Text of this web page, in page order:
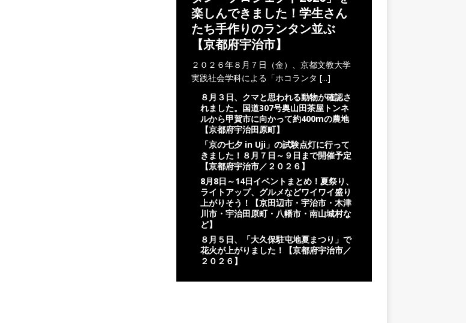
楽しんできました！学生さん
たち手作りのランタン並ぶ
【京都府宇治市】
２０２６年８月７日（金）、京都文教大学
実践社会学科による「ホコランタ [...]
８月３日、クマと思われる動物が確認さ
れました。国道307号奥山田茶屋トンネ
ルから甲賀市に向かって約400mの農地
【京都府宇治田原町】
「京の七夕 in Uji」の試験点灯に行って
きました！８月７日～９日まで開催予定
【京都府宇治市／２０２６】
8月8日～14日イベントまとめ！夏祭り、
ライトアップ、グルメなどワイワイ盛り
上がりそう！【京田辺市・宇治市・木津
川市・宇治田原町・八幡市・南山城村な
ど】
８月５日、「大久保駐屯地夏まつり」で
花火が上がりました！【京都府宇治市／
２０２６】